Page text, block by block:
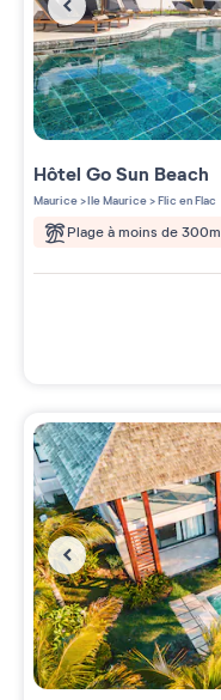
Hôtel Go Sun Beach
Maurice>Ile Maurice>Flic en Flac
Plage à moins de 300m